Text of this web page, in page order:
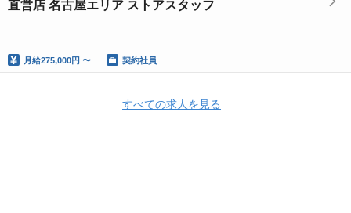
直営店 名古屋エリア ストアスタッフ
月給275,000円 〜 契約社員
すべての求人を見る